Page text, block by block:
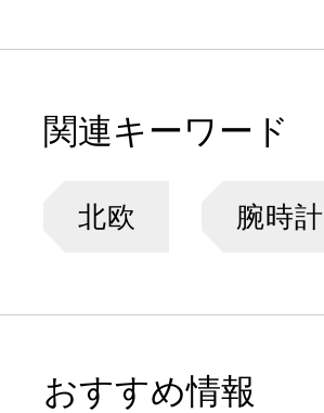
関連キーワード
北欧 腕時計
おすすめ情報